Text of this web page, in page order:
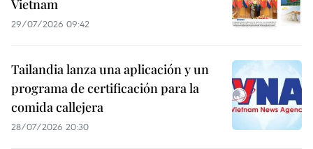
Vietnam
29/07/2026 09:42
Tailandia lanza una aplicación y un
programa de certificación para la
comida callejera
28/07/2026 20:30